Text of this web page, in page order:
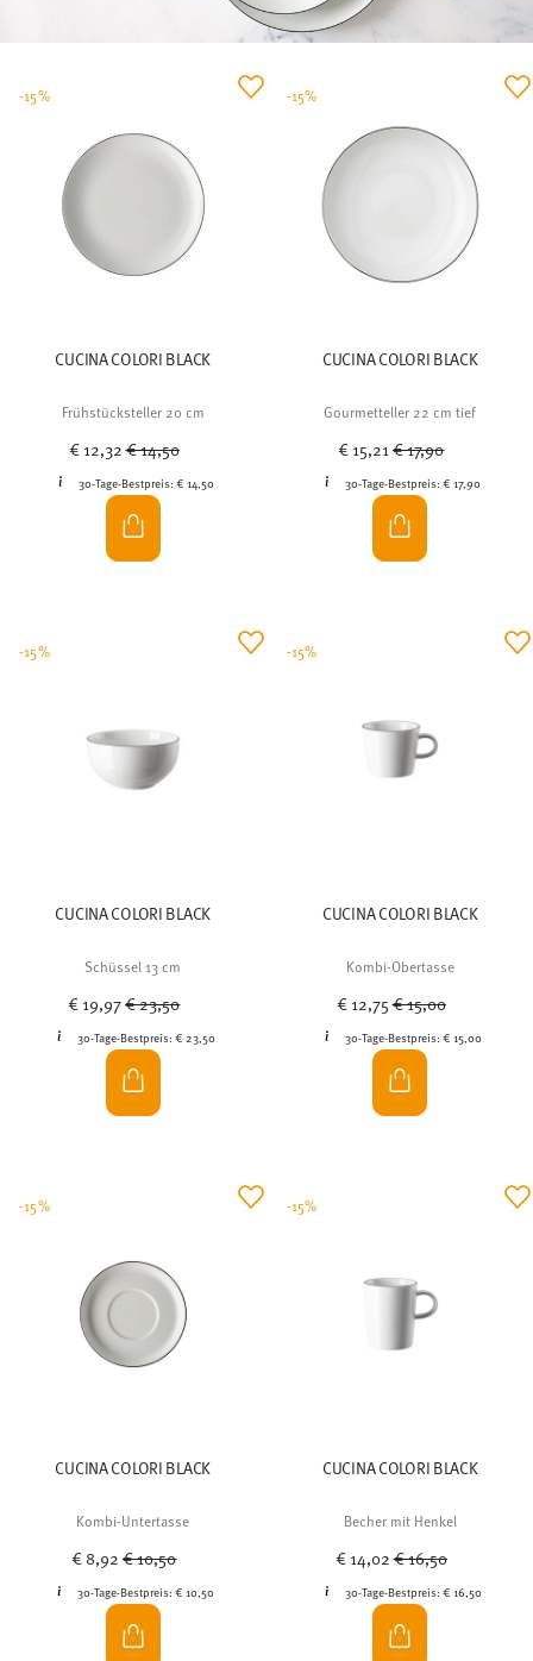
CUCINA COLORI BLACK
Frühstücksteller 20 cm
€ 12,32Price reduced from
€ 14,50
30-Tage-Bestpreis: € 14,50
-15%
CUCINA COLORI BLACK
Gourmetteller 22 cm tief
€ 15,21Price reduced from
€ 17,90
30-Tage-Bestpreis:€ 17,90
-15%
CUCINA COLORI BLACK
Schüssel 13 cm
€ 19,97Price reduced from
€ 23,50
30-Tage-Bestpreis: € 23,50
-15%
CUCINA COLORI BLACK
Kombi-Obertasse
€ 12,75Price reduced from
€ 15,00
30-Tage-Bestpreis: € 15,00
-15%
CUCINA COLORI BLACK
Kombi-Untertasse
€ 8,92Price reduced from
€ 10,50
30-Tage-Bestpreis:€ 10,50
-15%
CUCINA COLORI BLACK
Becher mit Henkel
€ 14,02Price reduced from
€ 16,50
30-Tage-Bestpreis: € 16,50
-15%